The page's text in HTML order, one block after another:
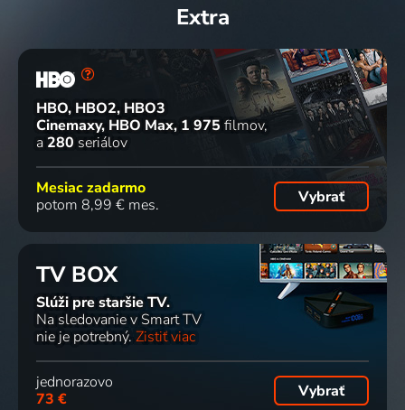
Extra
HBO, HBO2, HBO3
Cinemaxy, HBO Max 1 975 filmov
a 280 seriálov
Mesiac zadarmo
potom 8,99 € mes.
Vybrať
TV BOX
Slúži pre staršie TV.
Na sledovanie v Smart TV
nie je potrebný. Zistiť viac
jednorazovo
73 €
Vybrať